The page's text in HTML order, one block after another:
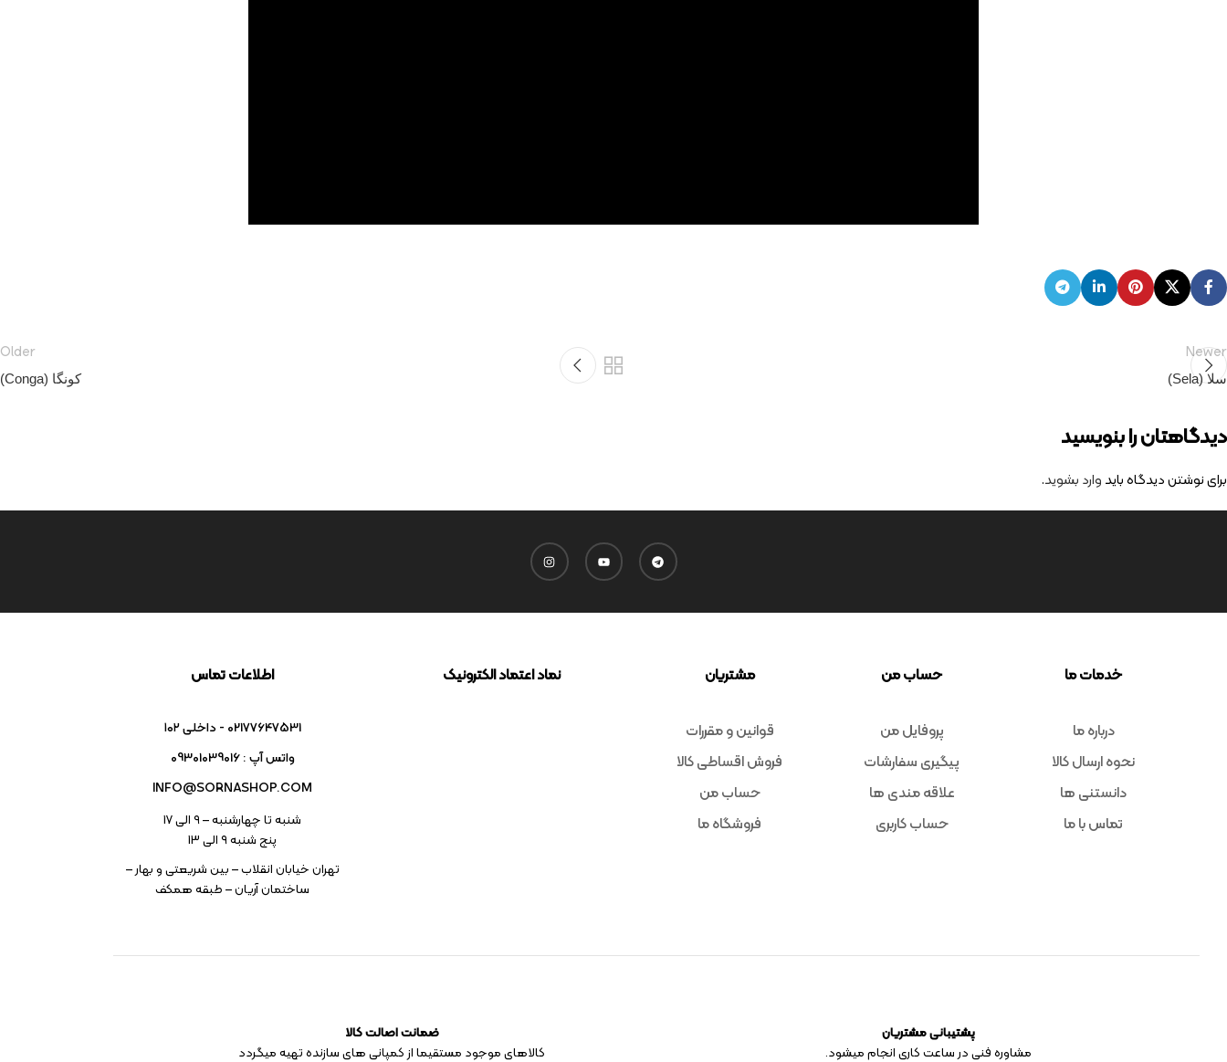
Newer
سلا (Sela)
Older
کونگا (Conga)
دیدگاهتان را بنویسید
برای نوشتن دیدگاه باید وارد بشوید.
خدمات ما
درباره ما
نحوه ارسال کالا
دانستنی ها
تماس با ما
حساب من
پروفایل من
پیگیری سفارشات
علاقه مندی ها
حساب کاربری
مشتریان
قوانین و مقررات
فروش اقساطی کالا
حساب من
فروشگاه ما
نماد اعتماد الکترونیک اطلاعات تماس
02177647531 - داخلی ۱۰۲
واتس آپ : 09301039016
INFO@SORNASHOP.COM
شنبه تا چهارشنبه – ۹ الی 17
پنج شنبه ۹ الی 13
تهران خیابان انقلاب – بین شریعتی و بهار –
ساختمان آریان – طبقه همکف
پشتیبانی مشتریان
مشاوره فنی در ساعت کاری انجام میشود.
ضمانت اصالت کالا
کالاهای موجود مستقیما از کمپانی های سازنده تهیه میگردد